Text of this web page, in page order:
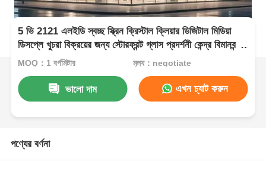
5 ভি 2121 এলইডি স্বচ্ছ স্ক্রিন ক্রিস্টাল ক্লিয়ার ডিজিটাল মিডিয়া
ডিসপ্লে খুচরা বিক্রয়ের জন্য স্টোরফ্রন্ট গ্লাস প্রদর্শনী কেন্দ্র বিমানবন্দর
টার্মিনাল এবং বিলাসবহুল ব্র্যান্ড শোকেস
MOQ：1 বর্গমিটার মূল্য：negotiate
ভালো দাম এখন চ্যাট করুন
পণ্যের বর্ণনা